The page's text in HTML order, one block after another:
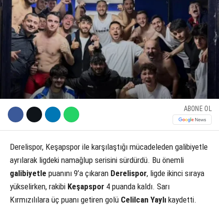
Facebook
Instagram
YoutubeABONE OL
Derelispor, Keşapspor ile karşılaştığı mücadeleden galibiyetle
ayrılarak ligdeki namağlup serisini sürdürdü. Bu önemli
galibiyetle puanını 9’a çıkaran Derelispor, ligde ikinci sıraya
yükselirken, rakibi Keşapspor 4 puanda kaldı. Sarı
Kırmızılılara üç puanı getiren golü Celilcan Yaylı kaydetti.